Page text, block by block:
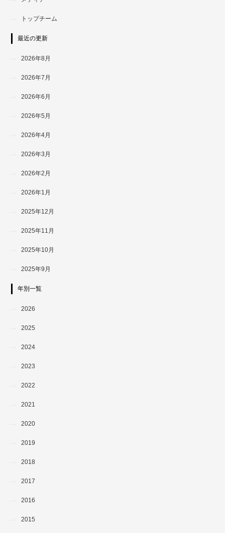
トップチーム
最近の更新
2026年8月
2026年7月
2026年6月
2026年5月
2026年4月
2026年3月
2026年2月
2026年1月
2025年12月
2025年11月
2025年10月
2025年9月
年別一覧
2026
2025
2024
2023
2022
2021
2020
2019
2018
2017
2016
2015